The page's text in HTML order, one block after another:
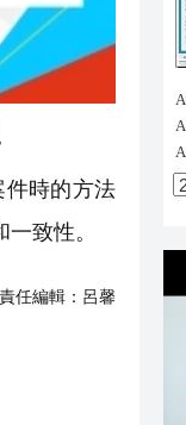
件時的方法
致性。
責任編輯： 呂馨